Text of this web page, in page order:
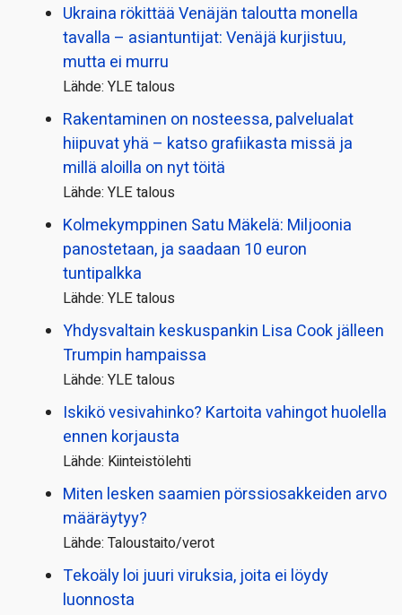
Ukraina rökittää Venäjän taloutta monella
tavalla – asiantuntijat: Venäjä kurjistuu,
mutta ei murru
Lähde: YLE talous
Rakentaminen on nosteessa, palvelualat
hiipuvat yhä – katso grafiikasta missä ja
millä aloilla on nyt töitä
Lähde: YLE talous
Kolmekymppinen Satu Mäkelä: Miljoonia
panostetaan, ja saadaan 10 euron
tuntipalkka
Lähde: YLE talous
Yhdysvaltain keskuspankin Lisa Cook jälleen
Trumpin hampaissa
Lähde: YLE talous
Iskikö vesivahinko? Kartoita vahingot huolella
ennen korjausta
Lähde: Kiinteistölehti
Miten lesken saamien pörssi­osakkeiden arvo
määräytyy?
Lähde: Taloustaito/verot
Tekoäly loi juuri viruksia, joita ei löydy
luonnosta